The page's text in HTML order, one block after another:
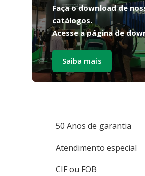
Faça o download de
catálogos.
Acesse a página de
Saiba mais
50 Anos de garantia
Atendimento especial
CIF ou FOB